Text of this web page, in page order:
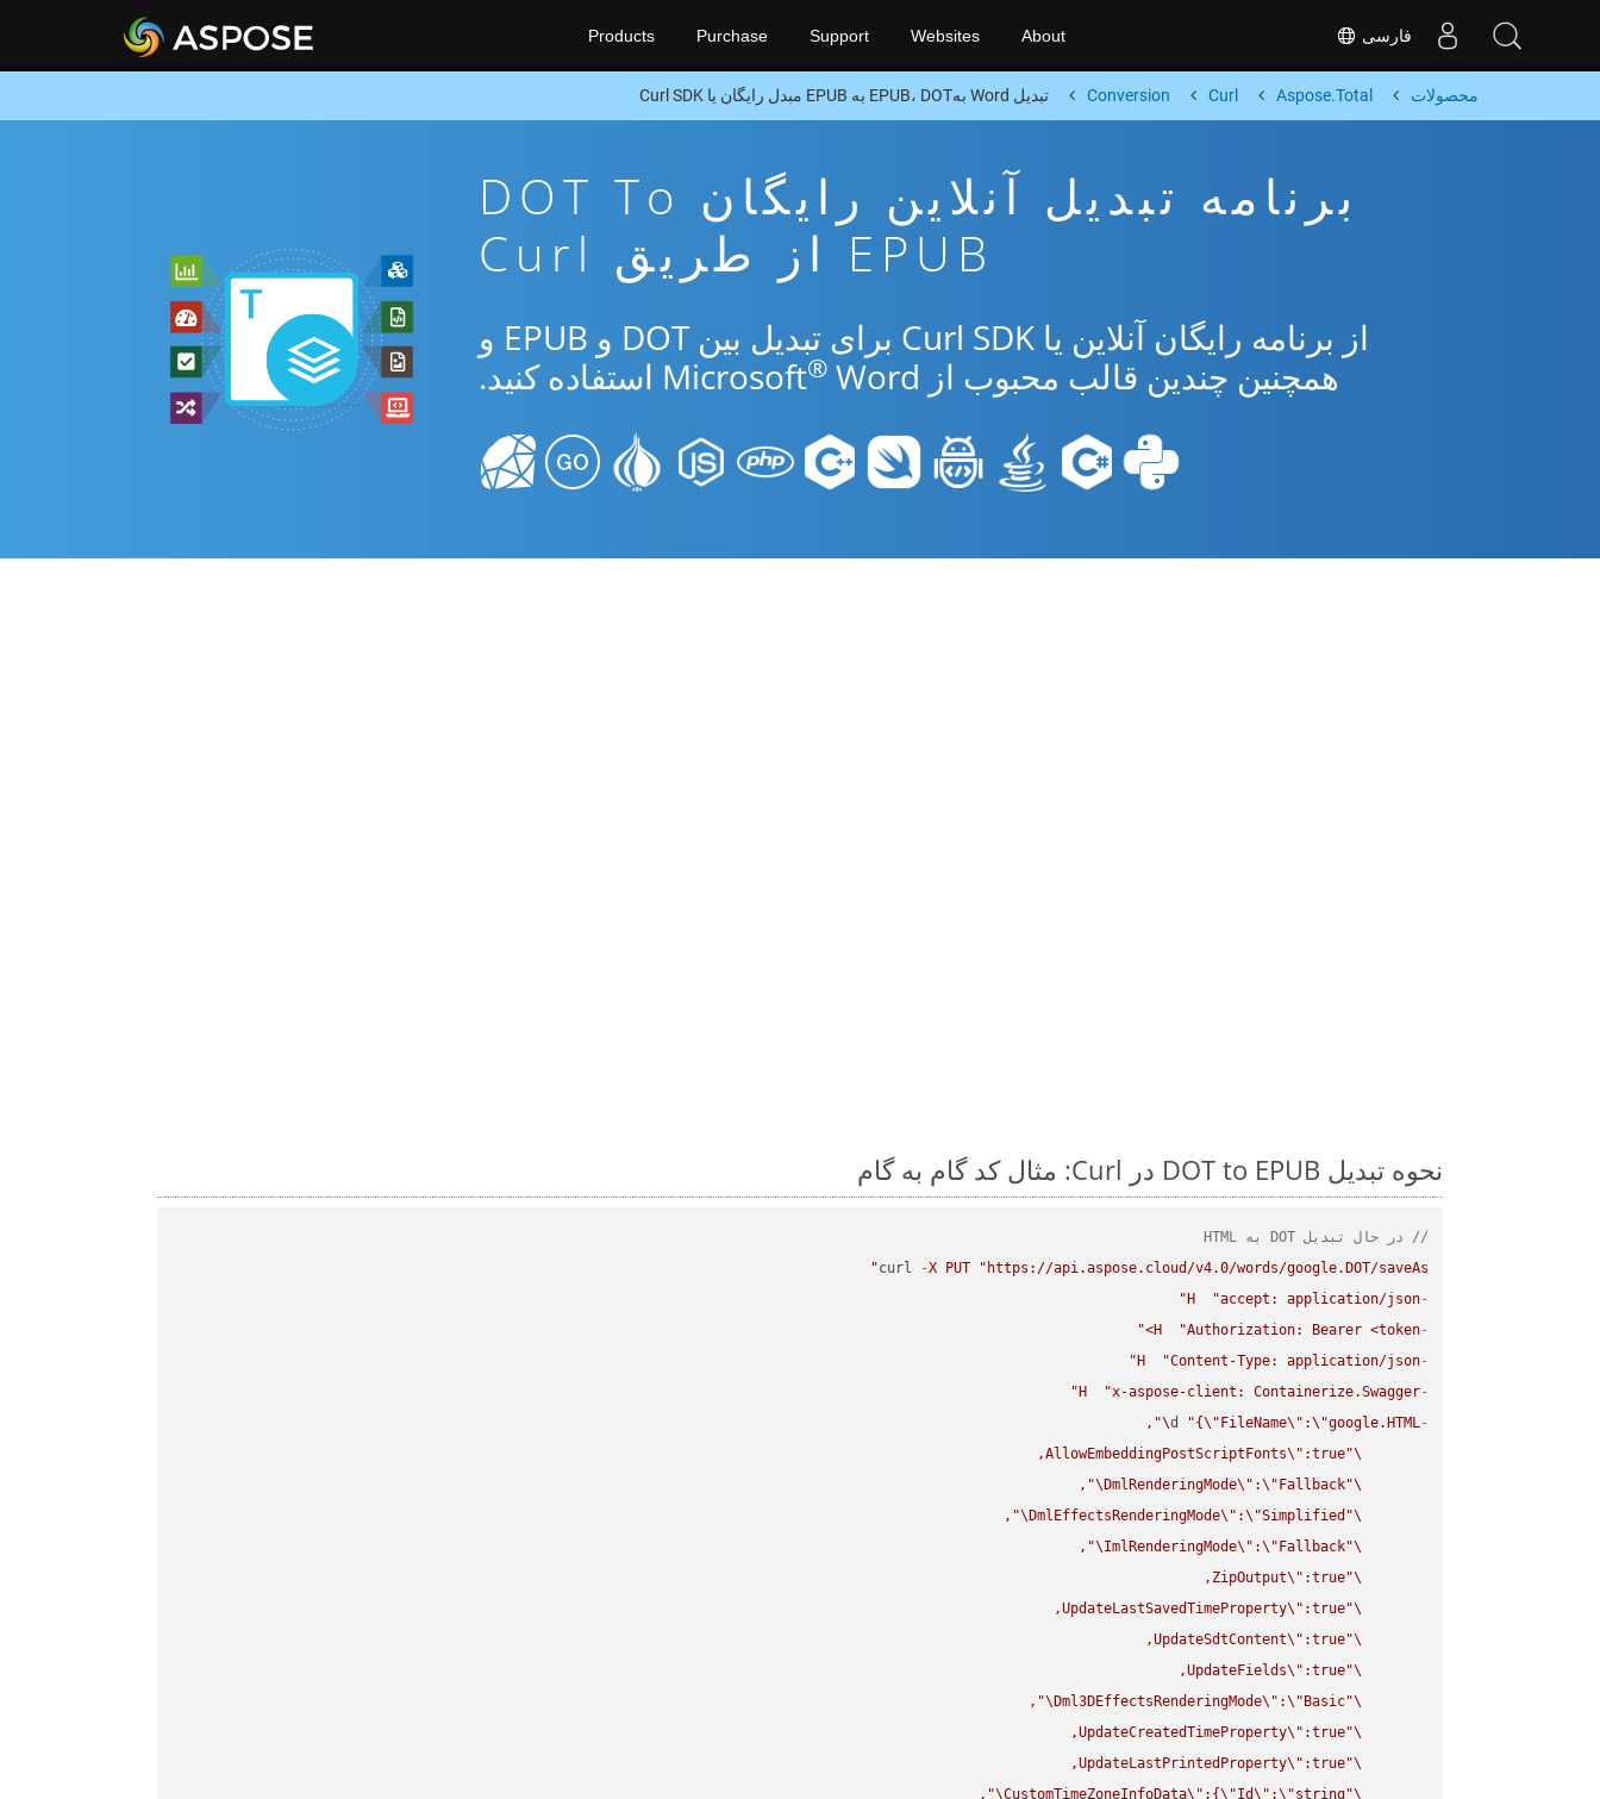
فارسی Products Purchase Support Websites About
محصولات Aspose.Total
Curl
Conversion تبدیل Word بهEPUB، DOT به EPUB مبدل رایگان یا Curl SDK
برنامه تبدیل آنلاین رایگان DOT To
EPUB از طریق Curl
از برنامه رایگان آنلاین یا Curl SDK برای تبدیل بین DOT و EPUB و
همچنین چندین قالب محبوب از Microsoft
® Word استفاده کنید.
نحوه تبدیل DOT to EPUB در Curl: مثال کد گام به گام
// در حال تبدیل DOT به HTML
curl
-X PUT
"https://api.aspose.cloud/v4.0/words/google.DOT/saveAs"
-
H
"accept: application/json"
-
H
"Authorization: Bearer <token>"
-
H
"Content-Type: application/json"
-
H
"x-aspose-client: Containerize.Swagger"
-
d "{\" FileName\" :\"google.HTML
\"
\"
AllowEmbeddingPostScriptFonts\"
\"
DmlRenderingMode\" :\" Fallback
\"
\"
DmlEffectsRenderingMode\" :\"Simplified
\"
\"
ImlRenderingMode\" :\" Fallback
\"
\"
ZipOutput\"
\"
UpdateLastSavedTimeProperty\"
\"
UpdateSdtContent\"
\"
UpdateFields\"
\"
Dml3DEffectsRenderingMode\" :\" Basic
\"
\"
UpdateCreatedTimeProperty\"
\"
UpdateLastPrintedProperty\"
\"
CustomTimeZoneInfoData\" :{\"Id\" :\"string
\"